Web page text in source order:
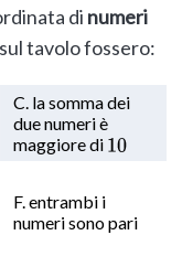
di numeri
tavolo fossero:
C. la somma dei
due numeri è
maggiore di 10
F. entrambi i
numeri sono pari